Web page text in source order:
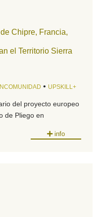
Chipre, Francia,
el Territorio Sierra
• UPSKILL+
del proyecto europeo
de Pliego en
info